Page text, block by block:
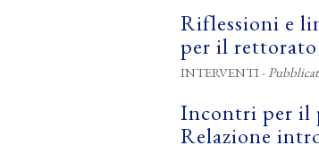
Riflessioni e
per il
INTERVENTI-
Incontri per il
Relazione